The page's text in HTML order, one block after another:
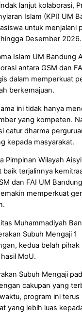
lanjut kolaborasi,
Islam (KPI) UM
untuk menjalani
Desember 2026.
Islam UM Bandung
antara GSM dan
dalam memperkuat
berkemajuan.
ini tidak hanya
yang kompeten.
catur dharma
kepada masyarakat.
Pimpinan Wilayah
baik terjalinnya
dan FAI UM
memperkuat
kedua belah pihak
MoU.
Subuh Mengaji
cakupan yang
program ini
yang lebih luas